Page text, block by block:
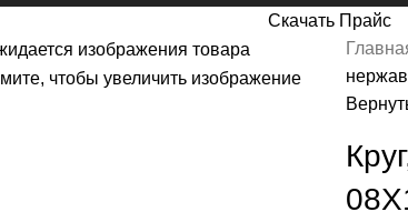
Скачать Прайс
чтобы увеличить изображение